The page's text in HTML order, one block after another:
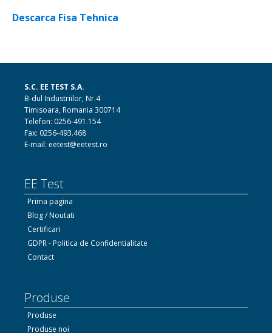
Descarca Fisa Tehnica
S.C. EE TEST S.A.
B-dul Industriilor, Nr.4
Timisoara, Romania 300714
Telefon: 0256-491.154
Fax: 0256-493.468
E-mail: eetest@eetest.ro
EE Test
Prima pagina
Blog / Noutati
Certificari
GDPR - Politica de Confidentialitate
Contact
Produse
Produse
Produse noi